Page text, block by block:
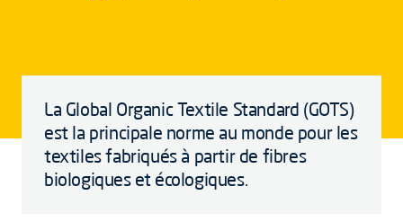
La Global Organic Textile Standard (GOTS)
est la principale norme au monde pour les
textiles fabriqués à partir de fibres
biologiques et écologiques.